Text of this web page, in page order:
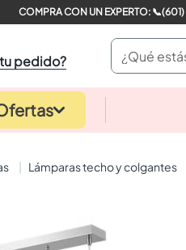
COMPRA CON UN
pedido?
¿Qué estás
lámparas techo y colgantes
closet
sanitarios